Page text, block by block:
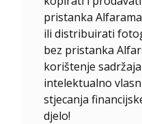
pristanka
ili distribuirati
bez pristanka
korištenje
intelektualno
stjecanja
djelo!